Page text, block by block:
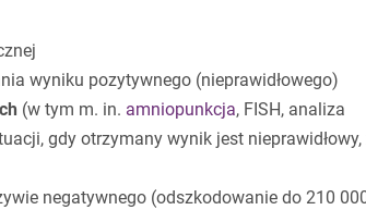
wyniku pozytywnego (nieprawidłowego)
(w tym m. in. amniopunkcja, FISH, analiza
gdy otrzymany wynik jest nieprawidłowy,
negatywnego (odszkodowanie do 210